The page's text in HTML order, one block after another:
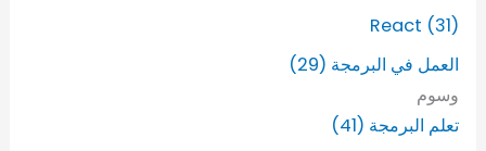
React (31)
العمل في البرمجة (29)
وسوم
تعلم البرمجة (41)